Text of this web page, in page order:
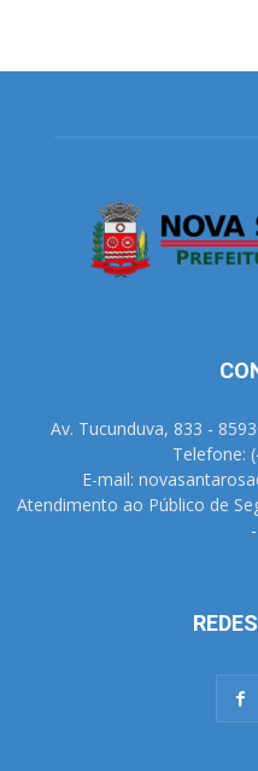
Av. Tucunduva, 833 -
Telefone:
E-mail:
Atendimento ao Público de